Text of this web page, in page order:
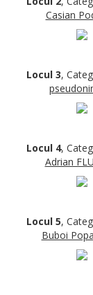
Casian
Locul 3,
Locul 4,
Adrian
Locul 5,
Buboi